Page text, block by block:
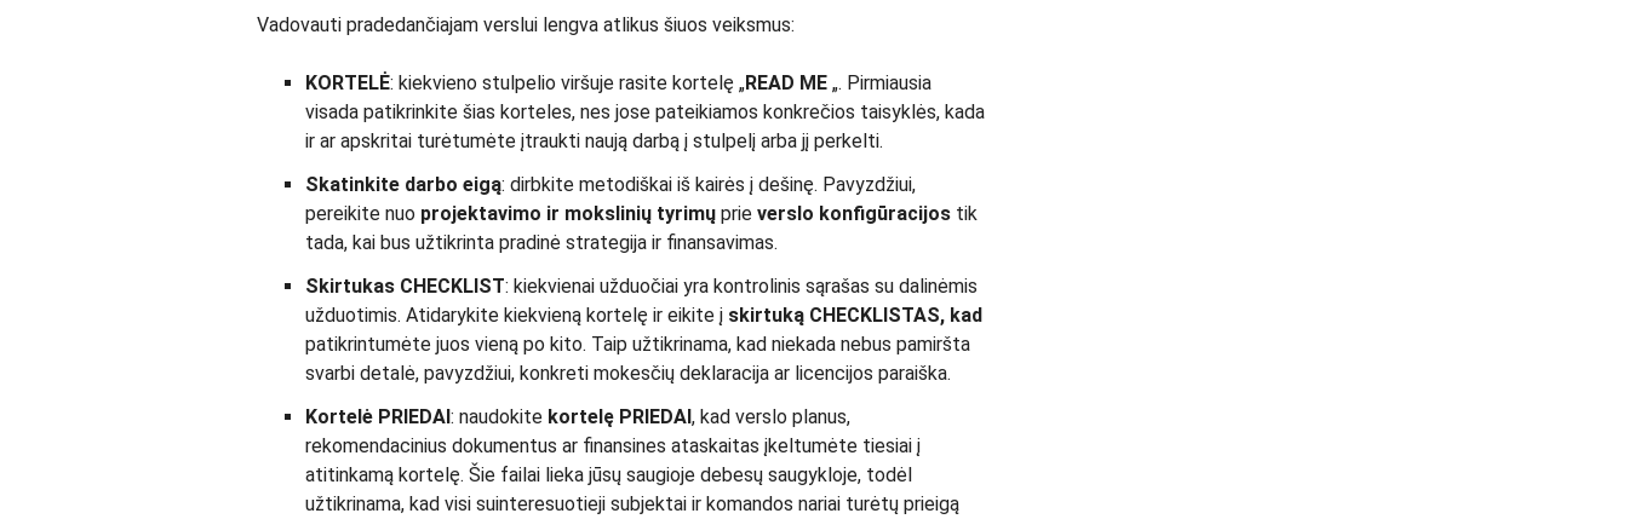
Vadovauti pradedančiajam verslui lengva atlikus šiuos veiksmus:
KORTELĖ: kiekvieno stulpelio viršuje rasite kortelę „READ ME „. Pirmiausia
visada patikrinkite šias korteles, nes jose pateikiamos konkrečios taisyklės, kada
ir ar apskritai turėtumėte įtraukti naują darbą į stulpelį arba jį perkelti.
Skatinkite darbo eigą: dirbkite metodiškai iš kairės į dešinę. Pavyzdžiui,
pereikite nuo projektavimo ir mokslinių tyrimų prie verslo konfigūracijos tik
tada, kai bus užtikrinta pradinė strategija ir finansavimas.
Skirtukas CHECKLIST: kiekvienai užduočiai yra kontrolinis sąrašas su dalinėmis
užduotimis. Atidarykite kiekvieną kortelę ir eikite į skirtuką CHECKLISTAS, kad
patikrintumėte juos vieną po kito. Taip užtikrinama, kad niekada nebus pamiršta
svarbi detalė, pavyzdžiui, konkreti mokesčių deklaracija ar licencijos paraiška.
Kortelė PRIEDAI: naudokite kortelę PRIEDAI, kad verslo planus,
rekomendacinius dokumentus ar finansines ataskaitas įkeltumėte tiesiai į
atitinkamą kortelę. Šie failai lieka jūsų saugioje debesų saugykloje, todėl
užtikrinama, kad visi suinteresuotieji subjektai ir komandos nariai turėtų prieigą